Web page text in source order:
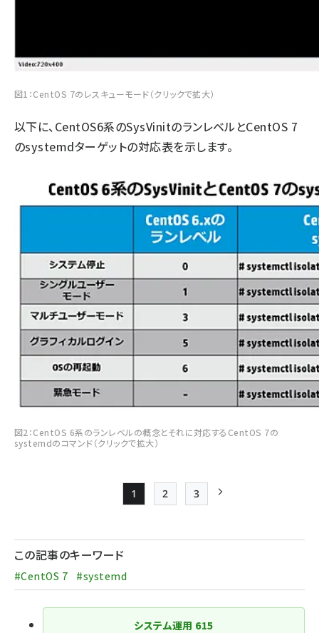
図1：CentOS 7のレスキューモード（クリックで拡大）
以下に、CentOS6系のSysVinitのランレベルとCentOS 7
のsystemdターゲットの対応表を示します。
図2：CentOS 6系のランレベルの概念とそれに対応するCentOS 7の
systemdのコマンド（クリックで拡大）
り
Page
1
Page
2
Page
3
この記事のキーワード
#CentOS 7 #systemd
システム運用 615